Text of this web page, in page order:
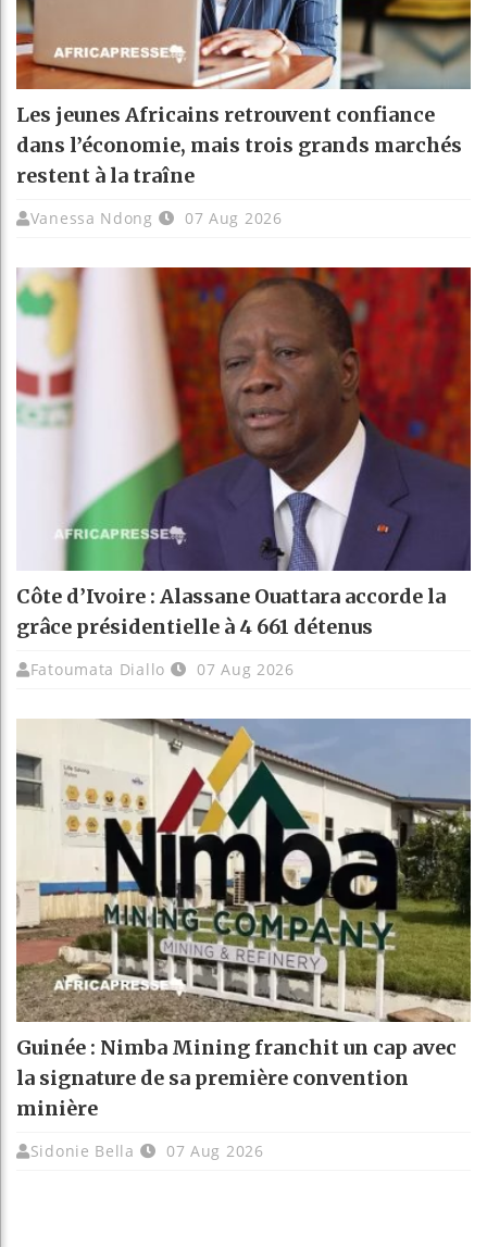
Les jeunes Africains retrouvent confiance
dans l’économie, mais trois grands marchés
restent à la traîne
Vanessa Ndong 07 Aug 2026
Côte d’Ivoire : Alassane Ouattara accorde la
grâce présidentielle à 4 661 détenus
Fatoumata Diallo 07 Aug 2026
Guinée : Nimba Mining franchit un cap avec
la signature de sa première convention
minière
Sidonie Bella 07 Aug 2026